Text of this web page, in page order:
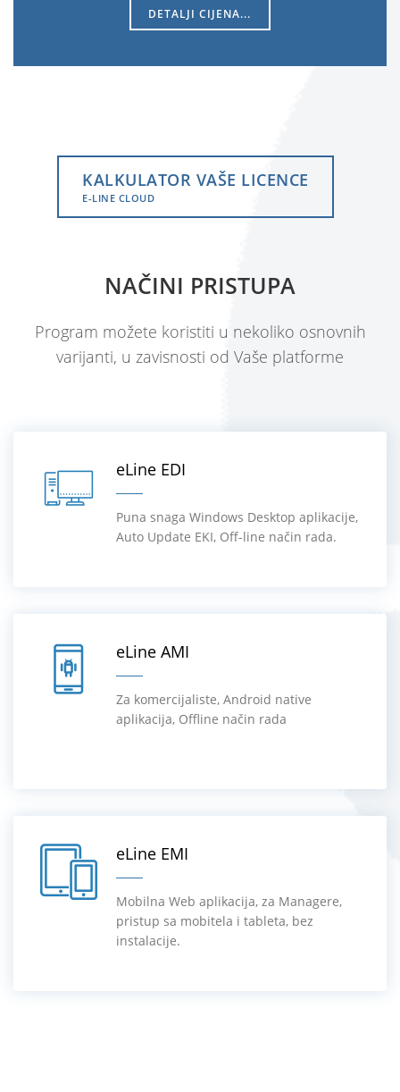
DETALJI CIJENA...
KALKULATOR VAŠE LICENCE
E-LINE CLOUD
NAČINI PRISTUPA
Program možete koristiti u nekoliko osnovnih
varijanti, u zavisnosti od Vaše platforme
eLine EDI
Puna snaga Windows Desktop aplikacije,
Auto Update EKI, Off-line način rada.
eLine AMI
Za komercijaliste, Android native
aplikacija, Offline način rada
eLine EMI
Mobilna Web aplikacija, za Managere,
pristup sa mobitela i tableta, bez
instalacije.